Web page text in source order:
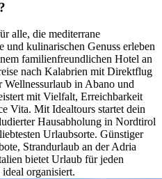
alle, die mediterrane
und kulinarischen Genuss erleben
familienfreundlichen Hotel an
nach Kalabrien mit Direktflug
Wellnessurlaub in Abano und
mit Vielfalt, Erreichbarkeit
Vita. Mit Idealtours startet dein
Hausabholung in Nordtirol
Urlaubsorte. Günstiger
Strandurlaub an der Adria
bietet Urlaub für jeden
organisiert.